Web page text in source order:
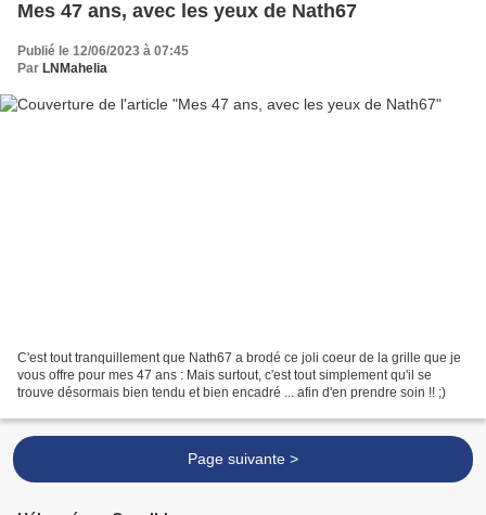
Mes 47 ans, avec les yeux de Nath67
Publié le 12/06/2023 à 07:45
Par LNMahelia
C'est tout tranquillement que Nath67 a brodé ce joli coeur de la grille que je
vous offre pour mes 47 ans : Mais surtout, c'est tout simplement qu'il se
trouve désormais bien tendu et bien encadré ... afin d'en prendre soin !! ;)
Page suivante >